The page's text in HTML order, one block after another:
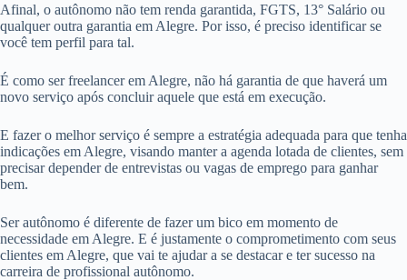
Afinal, o autônomo não tem renda garantida, FGTS, 13° Salário ou
qualquer outra garantia em Alegre. Por isso, é preciso identificar se
você tem perfil para tal.
É como ser freelancer em Alegre, não há garantia de que haverá um
novo serviço após concluir aquele que está em execução.
E fazer o melhor serviço é sempre a estratégia adequada para que tenha
indicações em Alegre, visando manter a agenda lotada de clientes, sem
precisar depender de entrevistas ou vagas de emprego para ganhar
bem.
Ser autônomo é diferente de fazer um bico em momento de
necessidade em Alegre. E é justamente o comprometimento com seus
clientes em Alegre, que vai te ajudar a se destacar e ter sucesso na
carreira de profissional autônomo.